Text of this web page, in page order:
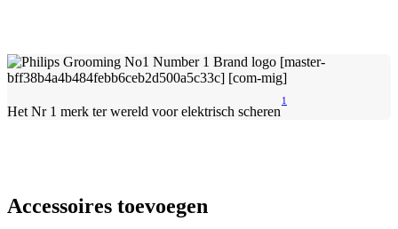
Het Nr 1 merk ter wereld voor elektrisch scheren
1
Accessoires toevoegen